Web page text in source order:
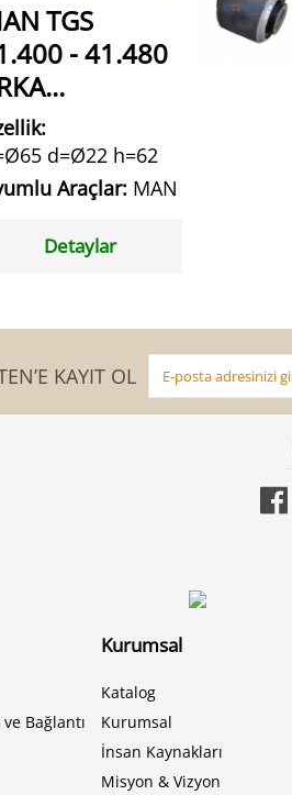
TGS
- 41.480
d=Ø22 h=62
Araçlar: MAN
Detaylar
KAYIT OL
Bağlantı
Kurumsal
Katalog
Kurumsal
İnsan Kaynakları
Misyon & Vizyon